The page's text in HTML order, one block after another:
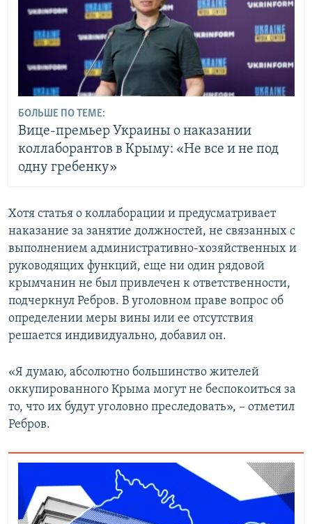
БОЛЬШЕ ПО ТЕМЕ:
Вице-премьер Украины о наказании
коллаборантов в Крыму: «Не все и не под
одну гребенку»
Хотя статья о коллаборации и предусматривает
наказание за занятие должностей, не связанных с
выполнением административно-хозяйственных и
руководящих функций, еще ни один рядовой
крымчанин не был привлечен к ответственности,
подчеркнул Ребров. В уголовном праве вопрос об
определении меры вины или ее отсутствия
решается индивидуально, добавил он.
«Я думаю, абсолютно большинство жителей
оккупированного Крыма могут не беспокоиться за
то, что их будут уголовно преследовать», – отметил
Ребров.